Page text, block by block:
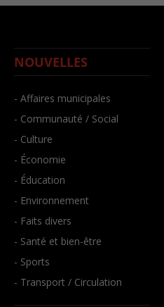
NOUVELLES
- Affaires municipales
- Communauté / Social
- Culture
- Économie
- Éducation
- Environnement
- Faits divers
- Santé et bien-être
- Sports
- Transport / Circulation